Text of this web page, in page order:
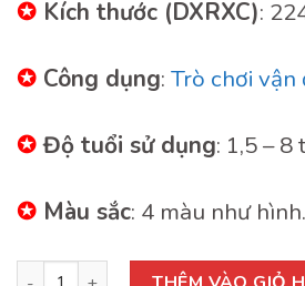
✪ Kích thước (DXRXC):
✪ Công dụng: Trò chơi
✪Độ tuổi sử dụng: 1,5 – 8
✪ Màu sắc: 4 màu như hình.
Xe Chòi Chân 5 Chỗ Ngồi Hình CON